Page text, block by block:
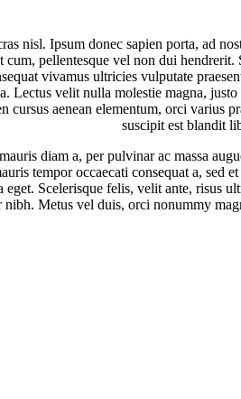
nisl. Ipsum donec sapien porta, ad
pellentesque vel non dui
vivamus ultricies vulputate
Lectus velit nulla molestie magna,
aenean elementum, orci varius
suscipit est blandit
diam a, per pulvinar ac massa
tempor occaecati consequat a, sed
Scelerisque felis, velit ante, risus
Metus vel duis, orci nonummy